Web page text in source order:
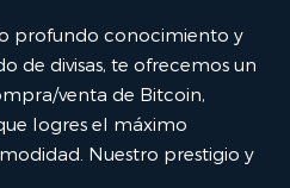
profundo conocimiento y
de divisas, te ofrecemos un
venta de Bitcoin,
logres el máximo
Nuestro prestigio y